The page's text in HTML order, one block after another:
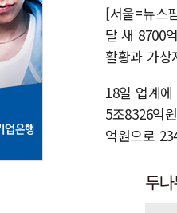
[서울=뉴스
달 새 8700
활황과 가상
18일 업계
5조8326억
억원으로